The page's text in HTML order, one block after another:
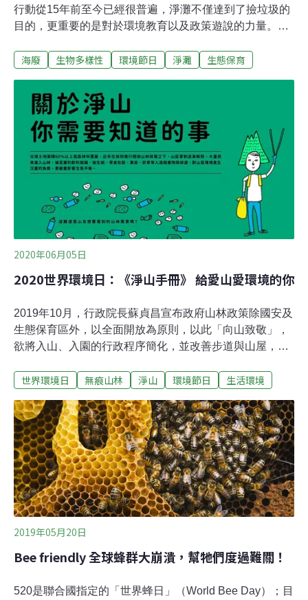
行動從15年前至今已經很普遍，淨灘不僅達到了撿垃圾的
目的，更重要的是對於環境教育以及政策遊說的力量。從
台」，促成了台灣減塑政策。今天是6月8日世界海洋日，
《淨灘手冊》，提供給有意想要淨灘的民眾可以在安全的
前提下，完成淨灘行動。垃圾，海濱的日常海洋不再是記
憶中或是想像中單純的陽光、沙灘、海水，寄居蟹、螃蟹
自然生存其中，一幕幕垃圾覆蓋沙灘的景象取代自然海
景，成為我們這代與下一代的「習以為常」。可能是自發
行動，或是被學校要求、被公司安排或是被父母親友邀請
而來，淨灘在這幾年熱門了起來。其實，至少在20年前，
台灣就開始出現淨灘行動，當年被父母帶來淨灘的幼童，
至今已經成了青年。根據環保署統計，2017年4月至2018
年11月間，全國淨灘場次達2萬3469場次
海廢 生物多樣性 環境節日 淨灘 生態保育
2020年06月05日
2020世界環境日：《淨山手冊》 給愛山愛環境的你
2019年10月，行政院長蘇貞昌宣布政府山林政策除國安及
生態保育區外，以全面開放為原則，以此「向山致敬」，
欲將入山、入園的行政程序簡化，並改善步道與山屋，受
山區環境帶來沉重的負擔，對於脆弱敏感的高山地帶的影
台灣環境資訊協會與台北市出去玩戶外生活分享協會（以
下簡稱出去玩協會），將多年辦理淨山活動的經驗整理成
《淨山手冊》，希望能幫助民眾建立正確且整體的淨山與
安全觀念。垃圾、廚餘與排遺 不可忽視的山林之亂根據國
民健康局的資料推估，台灣登山健行人口約有500萬人，
曾經攀登 3000公尺以上高山的人口約有50萬人，而經常
登高山的人口約為3至5萬人。熱門的百岳路線更是人聲鼎
沸——全台最高峰玉山一年大約有4萬人次造訪，「天使
山林，對於山區環境帶來沉重的負擔
世界環境日 無痕山林 淨山 環境節日 生活環境
2019年05月20日
Bee friendly 全球蜂群大崩潰，幫牠們度過難關！
520是聯合國指定的「世界蜂日」（World Bee Day）；目